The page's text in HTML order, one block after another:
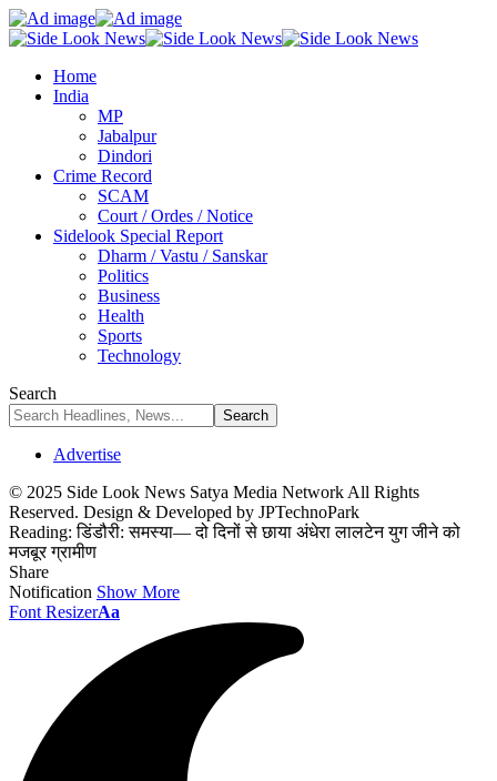
Home
India
MP
Jabalpur
Dindori
Crime Record
SCAM
Court / Ordes / Notice
Sidelook Special Report
Dharm / Vastu / Sanskar
Politics
Business
Health
Sports
Technology
Search
Advertise
© 2025 Side Look News Satya Media Network All Rights
Reserved. Design & Developed by JPTechnoPark
Reading: डिंडौरी: समस्या— दो दिनों से छाया अंधेरा लालटेन युग जीने को
मजबूर ग्रामीण
Share
Notification Show More
Font ResizerAa